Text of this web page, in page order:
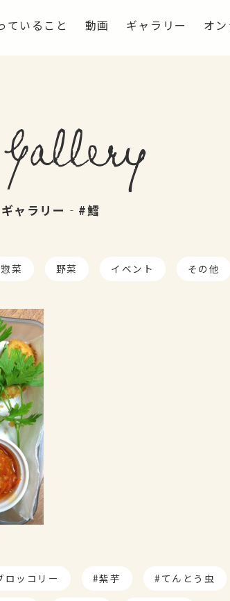
ていること 動画 ギャラリー オ
Gallery
ギャラリー‐#鱈
惣菜 野菜 イベント その他
ロッコリー 紫芋 てんとう虫